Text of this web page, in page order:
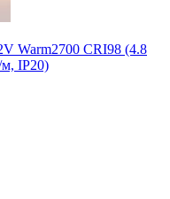
Warm2700 CRI98 (4.8
IP20)